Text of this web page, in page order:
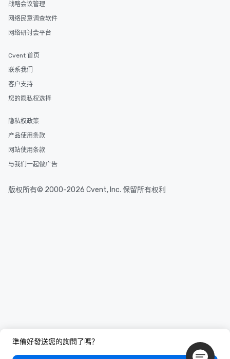
準備好發送您的詢問了嗎？
战略会议管理
网络民意调查软件
网络研讨会平台
Cvent 首页
联系我们
客户支持
您的隐私权选择
隐私权政策
产品使用条款
网站使用条款
与我们一起做广告
版权所有© 2000-2026 Cvent, Inc. 保留所有权利